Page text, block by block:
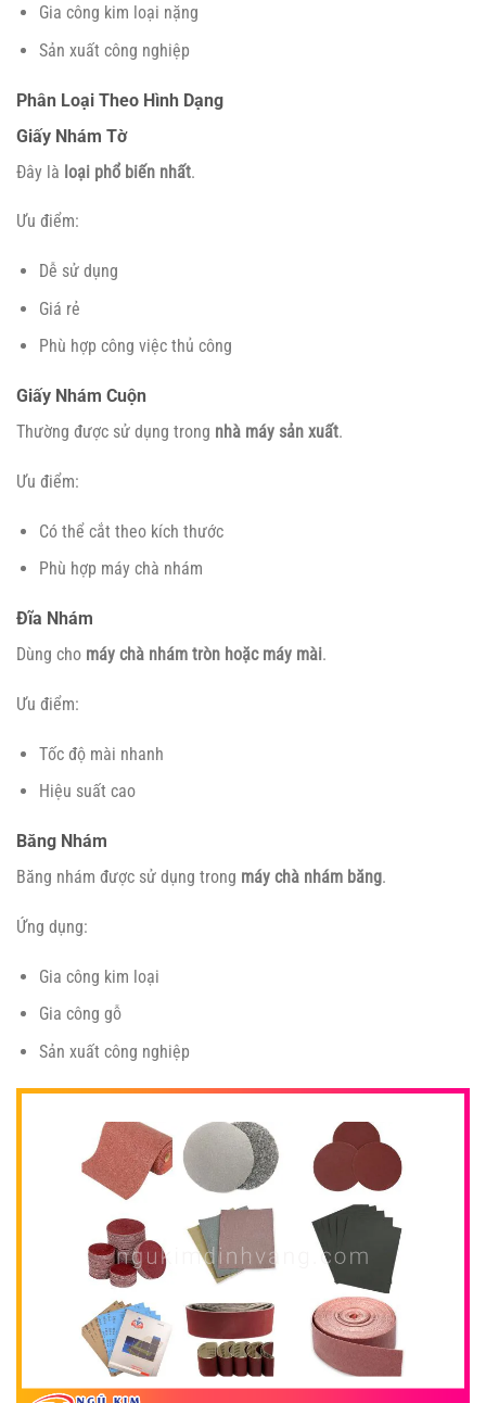
Gia công kim loại nặng
Sản xuất công nghiệp
Phân Loại Theo Hình Dạng
Giấy Nhám Tờ
Đây là loại phổ biến nhất.
Ưu điểm:
Dễ sử dụng
Giá rẻ
Phù hợp công việc thủ công
Giấy Nhám Cuộn
Thường được sử dụng trong nhà máy sản xuất.
Ưu điểm:
Có thể cắt theo kích thước
Phù hợp máy chà nhám
Đĩa Nhám
Dùng cho máy chà nhám tròn hoặc máy mài.
Ưu điểm:
Tốc độ mài nhanh
Hiệu suất cao
Băng Nhám
Băng nhám được sử dụng trong máy chà nhám băng.
Ứng dụng:
Gia công kim loại
Gia công gỗ
Sản xuất công nghiệp